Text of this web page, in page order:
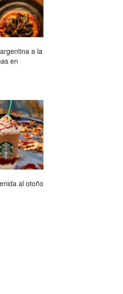
a la
en
al otoño